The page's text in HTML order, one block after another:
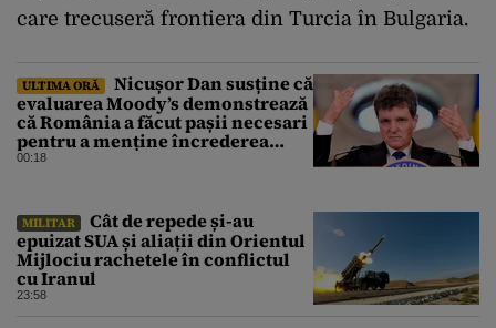
care trecuseră frontiera din Turcia în Bulgaria.
ULTIMA ORĂ
Nicușor Dan susține că
evaluarea Moody’s demonstrează
că România a făcut pașii necesari
pentru a menține încrederea
investitorilor: „Totuși,
00:18
MILITAR
Cât de repede și-au
epuizat SUA și aliații din Orientul
Mijlociu rachetele în conflictul
cu Iranul
23:58